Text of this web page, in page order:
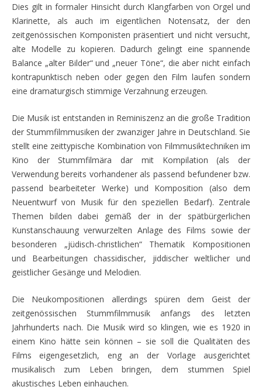
Dies gilt in formaler Hinsicht durch Klangfarben von Orgel und
Klarinette, als auch im eigentlichen Notensatz, der den
zeitgenössischen Komponisten präsentiert und nicht versucht,
alte Modelle zu kopieren. Dadurch gelingt eine spannende
Balance „alter Bilder“ und „neuer Töne“, die aber nicht einfach
kontrapunktisch neben oder gegen den Film laufen sondern
eine dramaturgisch stimmige Verzahnung erzeugen.
Die Musik ist entstanden in Reminiszenz an die große Tradition
der Stummfilmmusiken der zwanziger Jahre in Deutschland. Sie
stellt eine zeittypische Kombination von Filmmusiktechniken im
Kino der Stummfilmära dar mit Kompilation (als der
Verwendung bereits vorhandener als passend befundener bzw.
passend bearbeiteter Werke) und Komposition (also dem
Neuentwurf von Musik für den speziellen Bedarf). Zentrale
Themen bilden dabei gemäß der in der spätbürgerlichen
Kunstanschauung verwurzelten Anlage des Films sowie der
besonderen „jüdisch-christlichen“ Thematik Kompositionen
und Bearbeitungen chassidischer, jiddischer weltlicher und
geistlicher Gesänge und Melodien.
Die Neukompositionen allerdings spüren dem Geist der
zeitgenössischen Stummfilmmusik anfangs des letzten
Jahrhunderts nach. Die Musik wird so klingen, wie es 1920 in
einem Kino hätte sein können – sie soll die Qualitäten des
Films eigengesetzlich, eng an der Vorlage ausgerichtet
musikalisch zum Leben bringen, dem stummen Spiel
akustisches Leben einhauchen.